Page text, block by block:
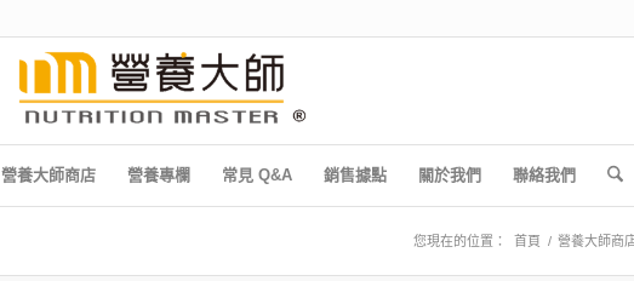
營養大師商店 營養專欄 常見 Q&A 銷售據點 關於我們 聯絡我們
您現在的位置： 首頁 / 營養大師商